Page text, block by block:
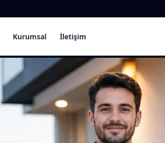
Kurumsal İletişim